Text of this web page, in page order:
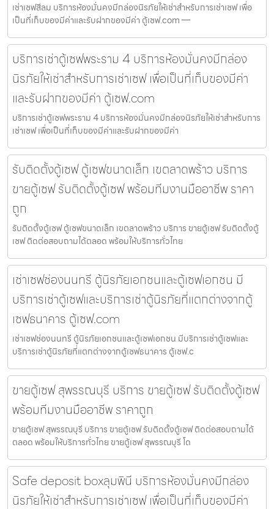
เช่าเซฟสีลม บริการห้องมั่นคงมีกล่องนิรภัยให้เช่าสำหรับการเช่าเซฟ เพื่อ
เป็นที่เก็บของมีค่าและรับฝากของมีค่า ตู้เซฟ.com —
บริการเช่าตู้เซฟพระราม 4 บริการห้องมั่นคงมีกล่อง
นิรภัยให้เช่าสำหรับการเช่าเซฟ เพื่อเป็นที่เก็บของมีค่า
และรับฝากของมีค่า ตู้เซฟ.com
บริการเช่าตู้เซฟพระราม 4 บริการห้องมั่นคงมีกล่องนิรภัยให้เช่าสำหรับการ
เช่าเซฟ เพื่อเป็นที่เก็บของมีค่าและรับฝากของมีค่า
รับติดตั้งตู้เซฟ ตู้เซฟขนาดเล็ก เขตลาดพร้าว บริการ
ขายตู้เซฟ รับติดตั้งตู้เซฟ พร้อมทีมงานมืออาชีพ ราคา
ถูก
รับติดตั้งตู้เซฟ ตู้เซฟขนาดเล็ก เขตลาดพร้าว บริการ ขายตู้เซฟ รับติดตั้งตู้
เซฟ ติดต่อสอบถามได้ตลอด พร้อมให้บริการทั่วไทย
เช่าเซฟช่องนนทรี ตู้นิรภัยเอกชนและตู้เซฟเอกชน มี
บริการเช่าตู้เซฟและบริการเช่าตู้นิรภัยที่แตกต่างจากตู้
เซฟธนาคาร ตู้เซฟ.com
เช่าเซฟช่องนนทรี ตู้นิรภัยเอกชนและตู้เซฟเอกชน มีบริการเช่าตู้เซฟและ
บริการเช่าตู้นิรภัยที่แตกต่างจากตู้เซฟธนาคาร ตู้เซฟ.c
ขายตู้เซฟ สุพรรณบุรี บริการ ขายตู้เซฟ รับติดตั้งตู้เซฟ
พร้อมทีมงานมืออาชีพ ราคาถูก
ขายตู้เซฟ สุพรรณบุรี บริการ ขายตู้เซฟ รับติดตั้งตู้เซฟ ติดต่อสอบถามได้
ตลอด พร้อมให้บริการทั่วไทย ขายตู้เซฟ สุพรรณบุรี โด
Safe deposit boxลุมพินี บริการห้องมั่นคงมีกล่อง
นิรภัยให้เช่าสำหรับการเช่าเซฟ เพื่อเป็นที่เก็บของมีค่า